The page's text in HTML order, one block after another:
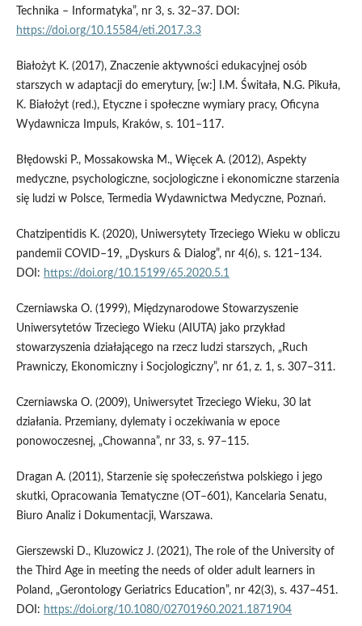
Technika – Informatyka”, nr 3, s. 32–37. DOI:
https://doi.org/10.15584/eti.2017.3.3
Białożyt K. (2017), Znaczenie aktywności edukacyjnej osób
starszych w adaptacji do emerytury, [w:] I.M. Świtała, N.G. Pikuła,
K. Białożyt (red.), Etyczne i społeczne wymiary pracy, Oficyna
Wydawnicza Impuls, Kraków, s. 101–117.
Błędowski P., Mossakowska M., Więcek A. (2012), Aspekty
medyczne, psychologiczne, socjologiczne i ekonomiczne starzenia
się ludzi w Polsce, Termedia Wydawnictwa Medyczne, Poznań.
Chatzipentidis K. (2020), Uniwersytety Trzeciego Wieku w obliczu
pandemii COVID–19, „Dyskurs & Dialog”, nr 4(6), s. 121–134.
DOI: https://doi.org/10.15199/65.2020.5.1
Czerniawska O. (1999), Międzynarodowe Stowarzyszenie
Uniwersytetów Trzeciego Wieku (AIUTA) jako przykład
stowarzyszenia działającego na rzecz ludzi starszych, „Ruch
Prawniczy, Ekonomiczny i Socjologiczny”, nr 61, z. 1, s. 307–311.
Czerniawska O. (2009), Uniwersytet Trzeciego Wieku, 30 lat
działania. Przemiany, dylematy i oczekiwania w epoce
ponowoczesnej, „Chowanna”, nr 33, s. 97–115.
Dragan A. (2011), Starzenie się społeczeństwa polskiego i jego
skutki, Opracowania Tematyczne (OT–601), Kancelaria Senatu,
Biuro Analiz i Dokumentacji, Warszawa.
Gierszewski D., Kluzowicz J. (2021), The role of the University of
the Third Age in meeting the needs of older adult learners in
Poland, „Gerontology Geriatrics Education”, nr 42(3), s. 437–451.
DOI: https://doi.org/10.1080/02701960.2021.1871904